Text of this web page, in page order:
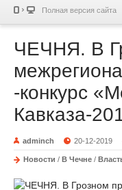
Полная версия сайта
ЧЕЧНЯ. В
-конкурс
Кавказа-
adminch 20-12-2019
Новости / В Чечне /